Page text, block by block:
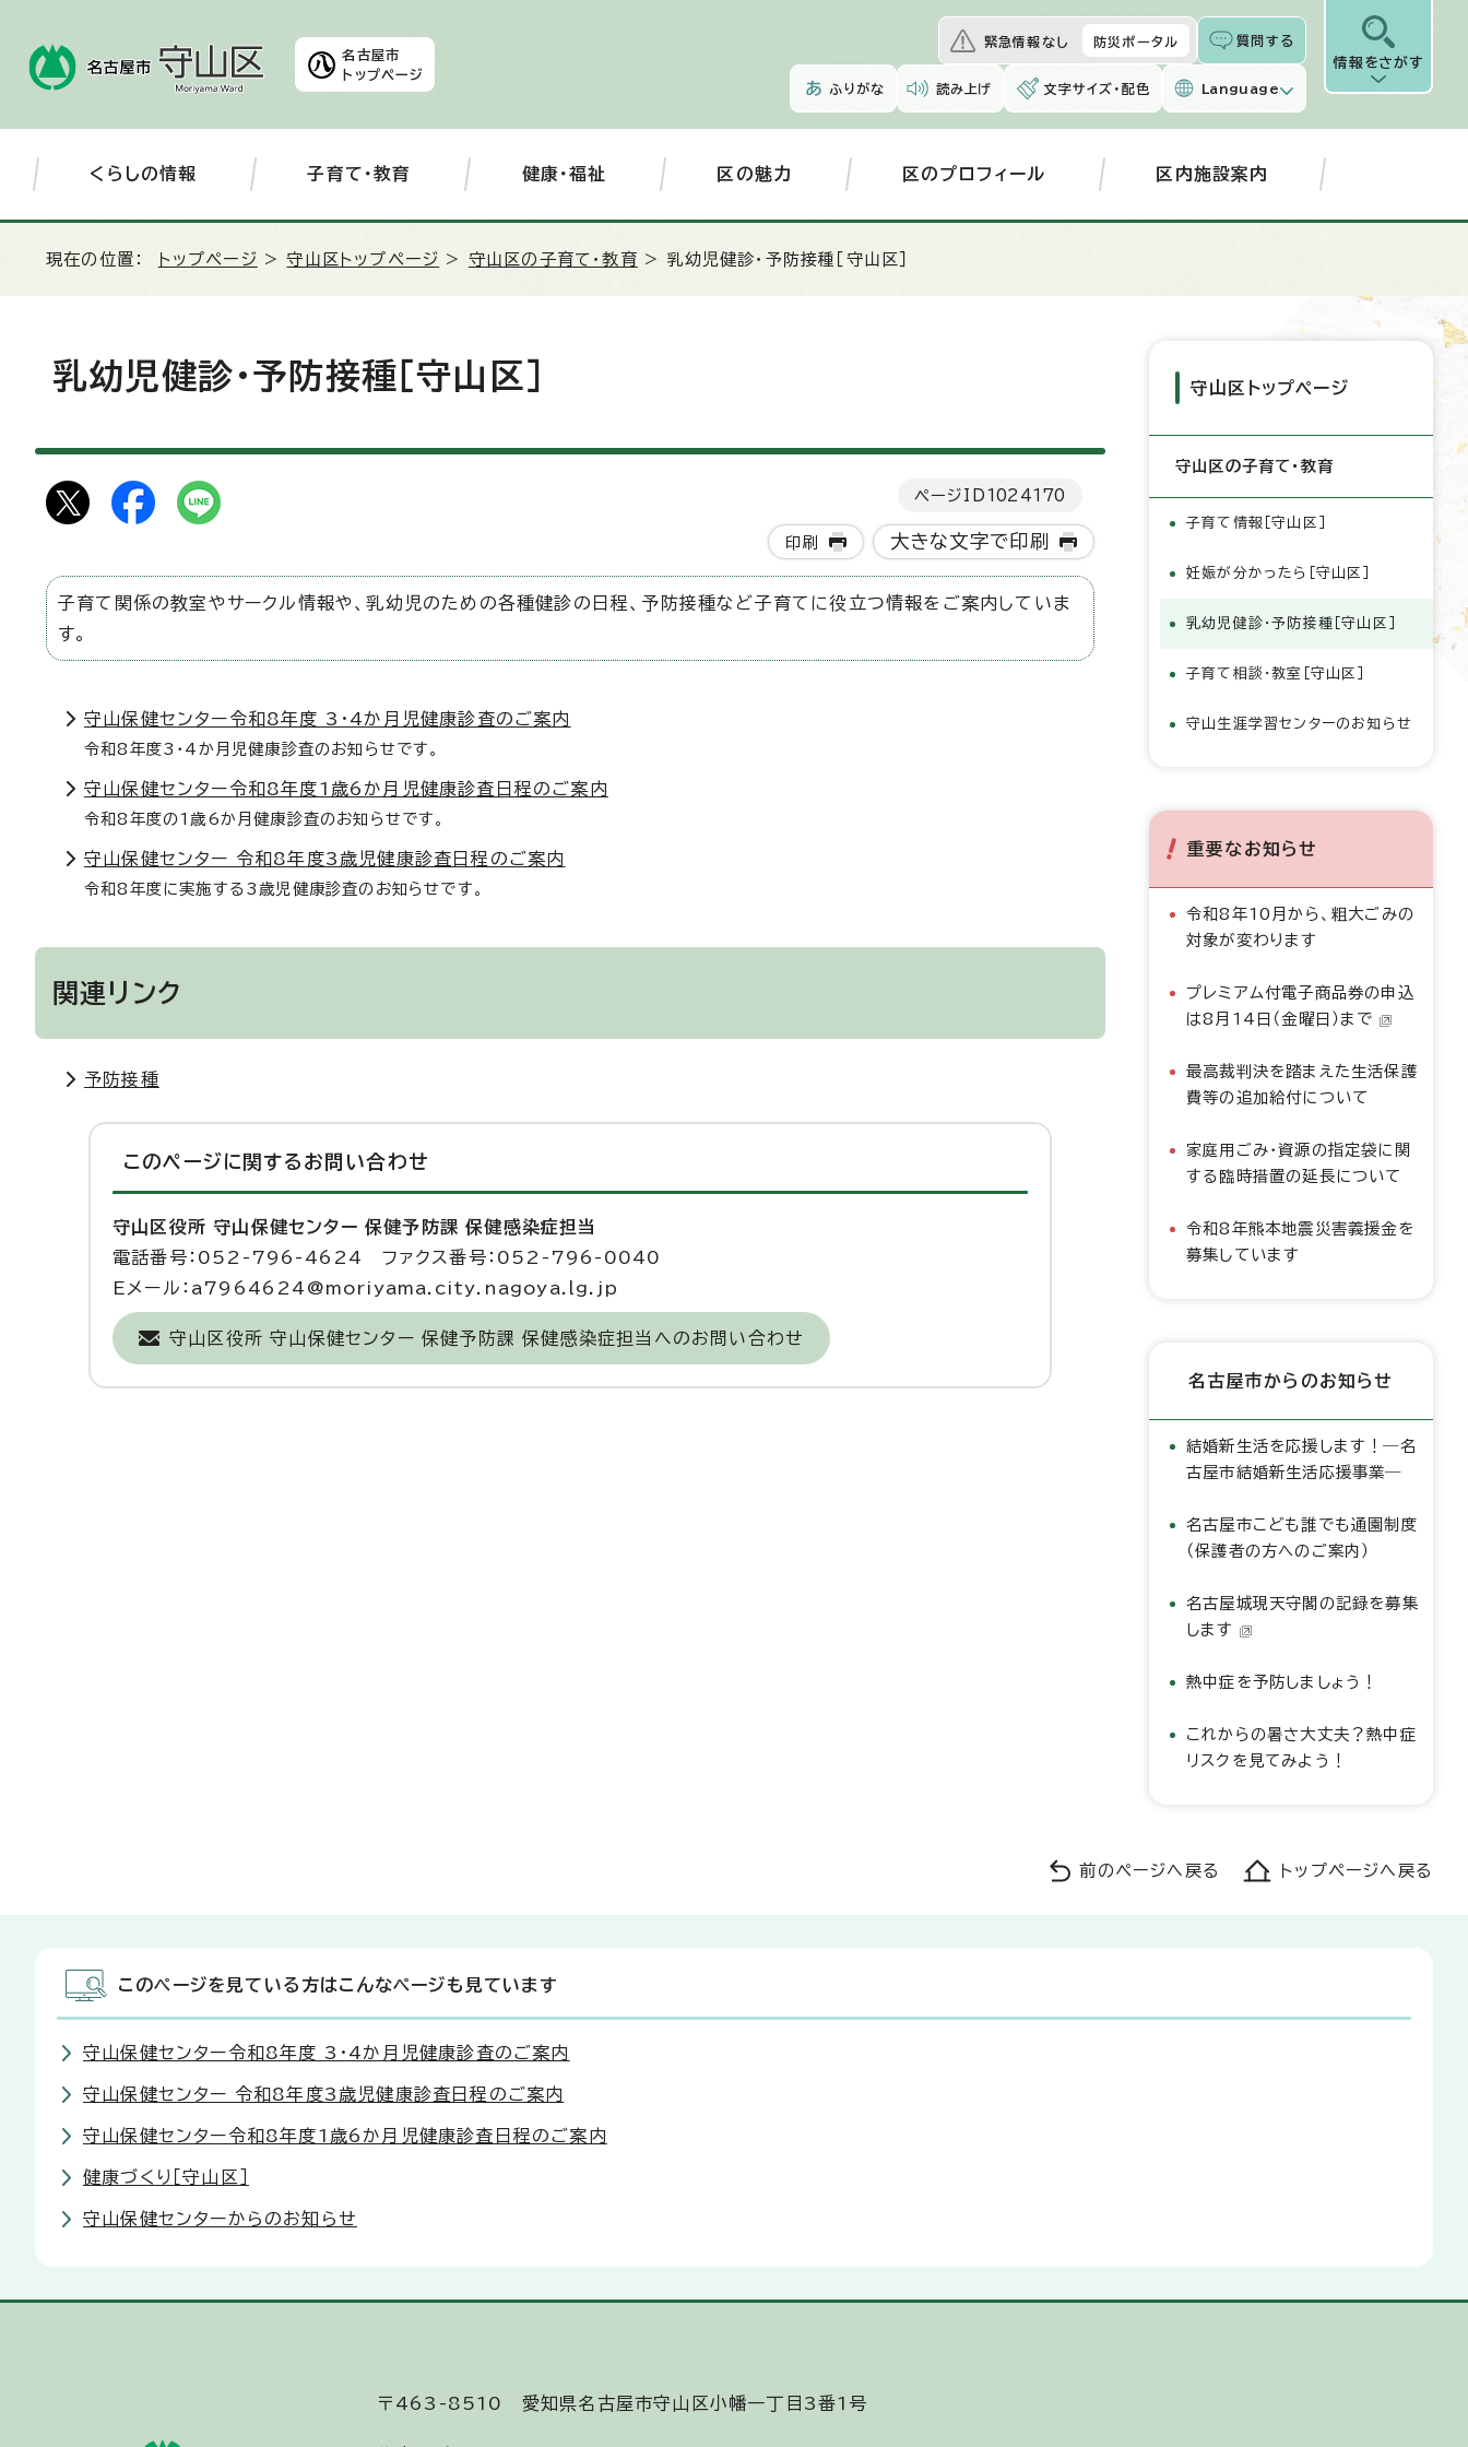
名古屋市
トップページ
緊急情報なし 防災ポータル 質問する
ふりがな 読み上げ 文字サイズ・配色 Language
情報をさがす
くらしの情報 子育て・教育 健康・福祉 区の魅力 区のプロフィール 区内施設案内
現在の位置： トップページ >守山区トップページ > 守山区の子育て・教育 > 乳幼児健診・予防接種［守山区］
乳幼児健診・予防接種［守山区］
ページID 1024170
印刷 大きな文字で印刷
子育て関係の教室やサークル情報や、乳幼児のための各種健診の日程、予防接種など子育てに役立つ情報をご案内していま
す。
守山保健センター令和8年度 3・4か月児健康診査のご案内
令和8年度3・4か月児健康診査のお知らせです。
守山保健センター令和8年度1歳6か月児健康診査日程のご案内
令和8年度の1歳6か月健康診査のお知らせです。
守山保健センター 令和8年度3歳児健康診査日程のご案内
令和8年度に実施する3歳児健康診査のお知らせです。
関連リンク
予防接種
このページに関する お問い合わせ
守山区役所 守山保健センター 保健予防課 保健感染症担当
電話番号：052-796-4624 ファクス番号：052-796-0040
Eメール：a7964624@moriyama.city.nagoya.lg.jp
守山区役所 守山保健センター 保健予防課 保健感染症担当へのお問い合わせ
守山区トップページ
守山区の子育て・教育
子育て情報［守山区］
妊娠が分かったら［守山区］
乳幼児健診・予防接種［守山区］
子育て相談・教室［守山区］
守山生涯学習センターのお知らせ
重要なお知らせ
令和8年10月から、粗大ごみの
対象が変わります
プレミアム付電子商品券の申込
は8月14日（金曜日）まで
最高裁判決を踏まえた生活保護
費等の追加給付について
家庭用ごみ・資源の指定袋に関
する臨時措置の延長について
令和8年熊本地震災害義援金を
募集しています
名古屋市からのお知らせ
結婚新生活を応援します！―名
古屋市結婚新生活応援事業―
名古屋市こども誰でも通園制度
（保護者の方へのご案内）
名古屋城現天守閣の記録を募集
します
熱中症を予防しましょう！
これからの暑さ大丈夫？熱中症
リスクを見てみよう！
前のページへ戻る トップページへ戻る
このページを見ている方はこんなページも見ています
守山保健センター令和8年度 3・4か月児健康診査のご案内
守山保健センター 令和8年度3歳児健康診査日程のご案内
守山保健センター令和8年度1歳6か月児健康診査日程のご案内
健康づくり［守山区］
守山保健センターからのお知らせ
〒463-8510 愛知県名古屋市守山区小幡一丁目3番1号